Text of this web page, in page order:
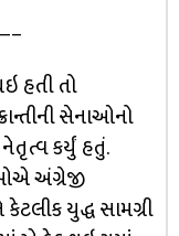
હતી તો
સેનાઓનો
કર્યું હતું.
અંગ્રેજી
યુદ્ધ સામગ્રી